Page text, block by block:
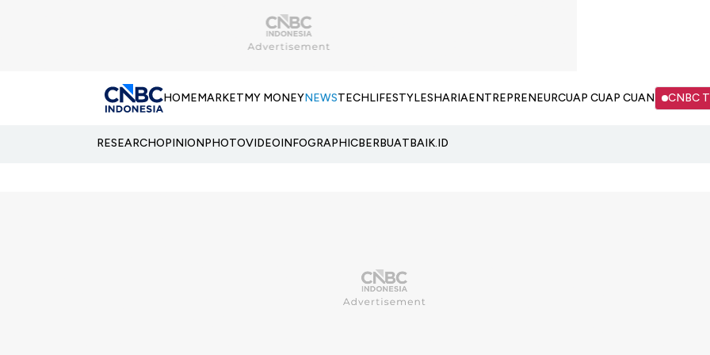
HOMEMARKETMY MONEYNEWSTECHLIFESTYLESHARIAENTREPRENEURCUAP CUAP CUAN CNBC
RESEARCHOPINIONPHOTOVIDEOINFOGRAPHICBERBUATBAIK.ID